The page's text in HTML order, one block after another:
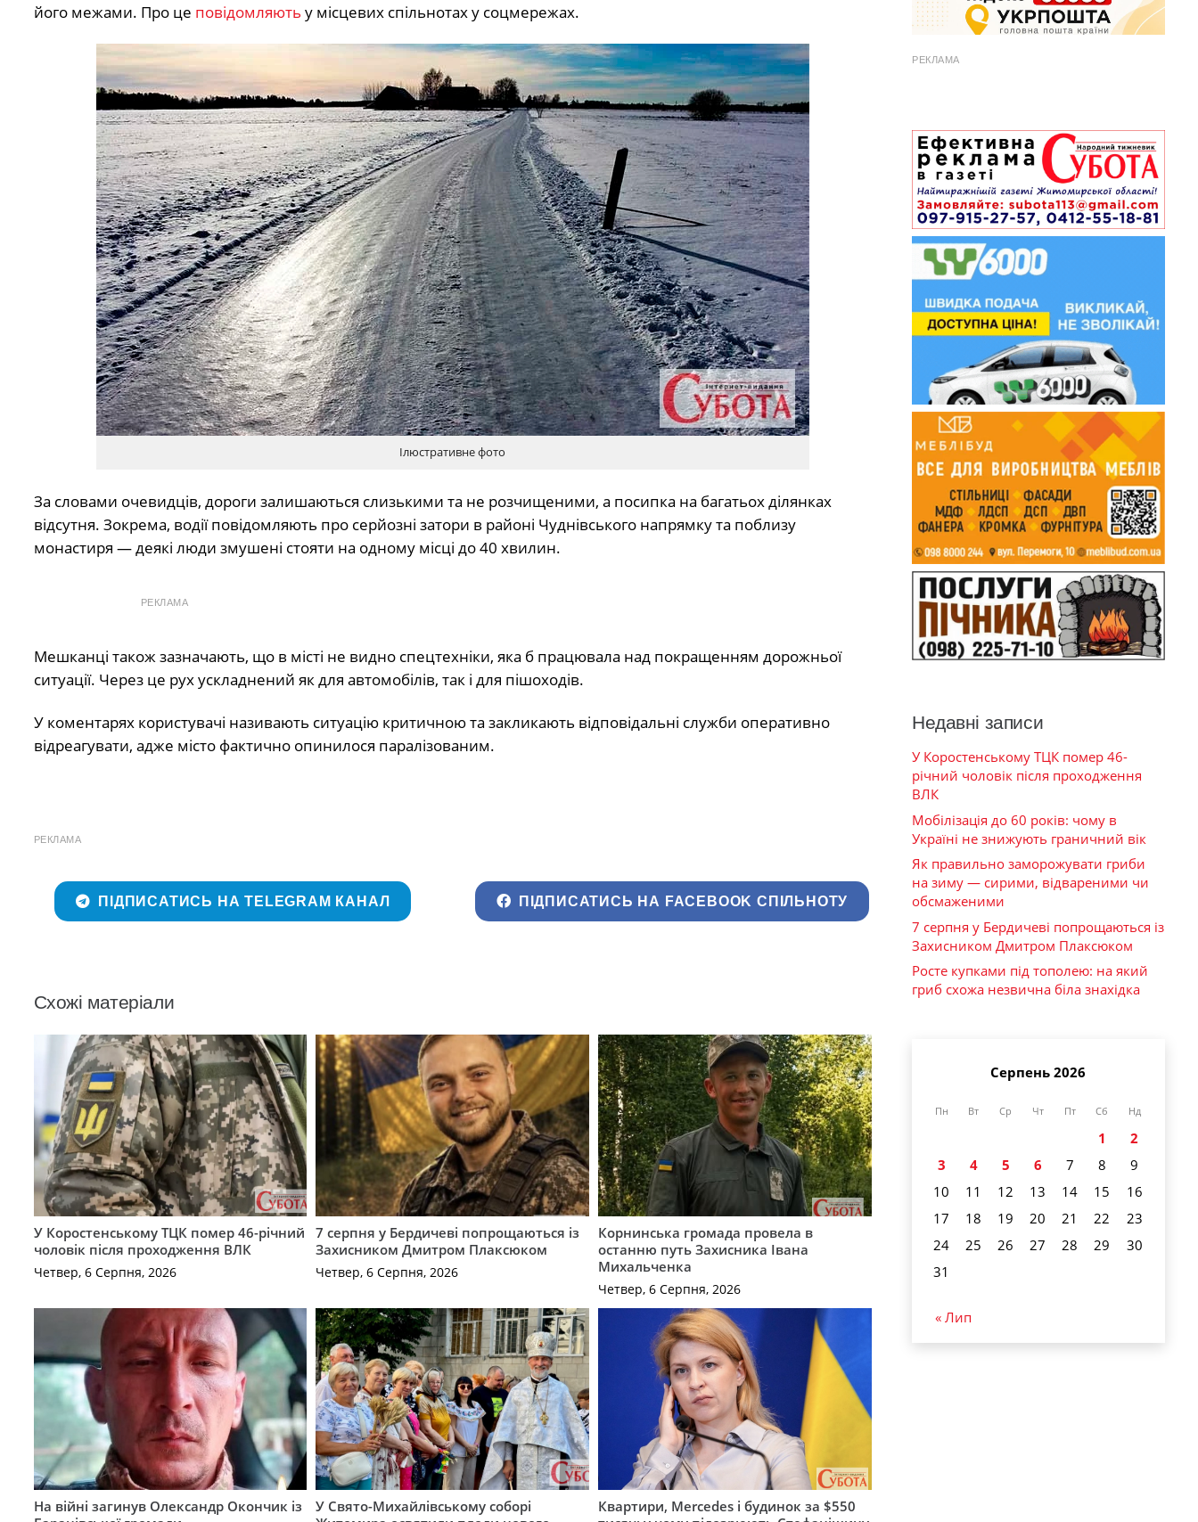
його межами. Про це повідомляють у місцевих спільнотах у соцмережах.
Ілюстративне фото
За словами очевидців, дороги залишаються слизькими та не розчищеними, а посипка на багатьох ділянках
відсутня. Зокрема, водії повідомляють про серйозні затори в районі Чуднівського напрямку та поблизу
монастиря — деякі люди змушені стояти на одному місці до 40 хвилин.
РЕКЛАМА
Мешканці також зазначають, що в місті не видно спецтехніки, яка б працювала над покращенням дорожньої
ситуації. Через це рух ускладнений як для автомобілів, так і для пішоходів.
У коментарях користувачі називають ситуацію критичною та закликають відповідальні служби оперативно
відреагувати, адже місто фактично опинилося паралізованим.
РЕКЛАМА
ПІДПИСАТИСЬ НА TELEGRAM КАНАЛ ПІДПИСАТИСЬ НА FACEBOOK СПІЛЬНОТУ
Схожі матеріали
У Коростенському ТЦК помер 46-річний
чоловік після проходження ВЛК
Четвер, 6 Серпня, 2026
7 серпня у Бердичеві попрощаються із
Захисником Дмитром Плаксюком
Четвер, 6 Серпня, 2026
Корнинська громада провела в
останню путь Захисника Івана
Михальченка
Четвер, 6 Серпня, 2026
На війні загинув Олександр Окончик із
У Свято-Михайлівському соборі
Квартири, Mercedes і будинок за $550
РЕКЛАМА
Недавні записи
У Коростенському ТЦК помер 46-
річний чоловік після проходження
ВЛК
Мобілізація до 60 років: чому в
Україні не знижують граничний вік
Як правильно заморожувати гриби
на зиму — сирими, відвареними чи
обсмаженими
7 серпня у Бердичеві попрощаються із
Захисником Дмитром Плаксюком
Росте купками під тополею: на який
гриб схожа незвична біла знахідка
Серпень 2026
Пн Вт Ср Чт Пт Сб Нд
1
2
3
4 5 6 7 8
9
10
11 12 13 14 15
16
17
18 19 20 21 22
23
24
25 26 27 28 29
30
31
« Лип